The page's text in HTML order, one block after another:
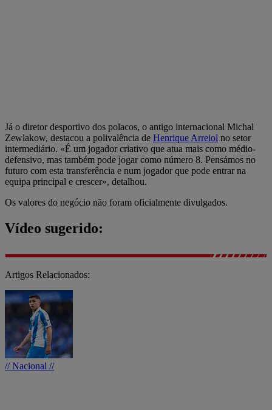
Já o diretor desportivo dos polacos, o antigo internacional Michal
Zewlakow, destacou a polivalência de Henrique Arreiol no setor
intermediário. «É um jogador criativo que atua mais como médio-
defensivo, mas também pode jogar como número 8. Pensámos no
futuro com esta transferência e num jogador que pode entrar na
equipa principal e crescer», detalhou.
Os valores do negócio não foram oficialmente divulgados.
Vídeo sugerido:
Artigos Relacionados:
// Nacional //